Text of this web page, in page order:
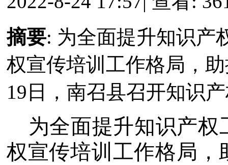
摘要: 为全面提升知识产
权宣传培训工作格局，
19日，南召县召开知识
为全面提升知识产
权宣传培训工作格局 ，